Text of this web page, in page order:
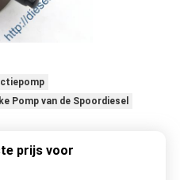
Pomp van de Spoordiesel
prijs voor